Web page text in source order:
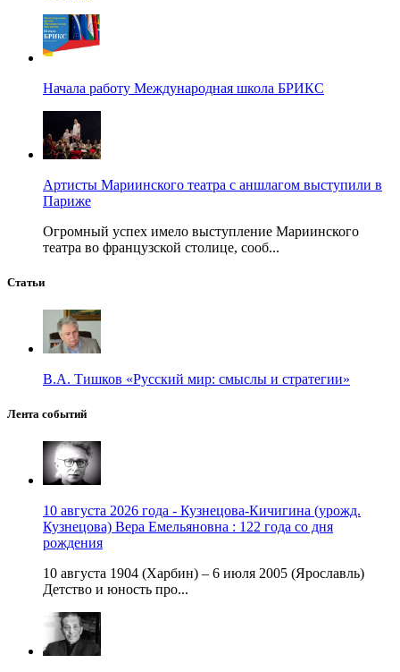
Начала работу Международная школа БРИКС
Артисты Мариинского театра с аншлагом выступили в
Париже
Огромный успех имело выступление Мариинского
театра во французской столице, сооб...
Статьи
В.А. Тишков «Русский мир: смыслы и стратегии»
Лента событий
10 августа 2026 года - Кузнецова-Кичигина (урожд.
Кузнецова) Вера Емельяновна : 122 года со дня
рождения
10 августа 1904 (Харбин) – 6 июля 2005 (Ярославль)
Детство и юность про...